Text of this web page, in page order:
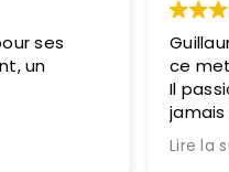
Guillaume est un super
ce mets à la portée de
Il passionné et
jamais à revenir sur nos
incompréhensions. Et
après la formation il reste